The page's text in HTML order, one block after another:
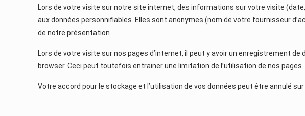
Lors de votre visite sur notre site internet, des informations sur votre visite
aux données personnifiables. Elles sont anonymes (nom de votre fournisseur
de notre présentation.
Lors de votre visite sur nos pages d’internet, il peut y avoir un enregistrement
browser. Ceci peut toutefois entrainer une limitation de l’utilisation de nos pages.
Votre accord pour le stockage et l’utilisation de vos données peut être annulé